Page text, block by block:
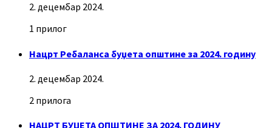
2. децембар 2024.
1 прилог
Нацрт Ребаланса буџета општине за 2024. годину
2. децембар 2024.
2 прилога
НАЦРТ БУЏЕТА ОПШТИНЕ ЗА 2024. ГОДИНУ